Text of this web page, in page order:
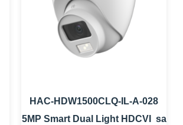
HAC-HDW1500CLQ-IL-A-028
5MP Smart Dual Light HDCVI sa